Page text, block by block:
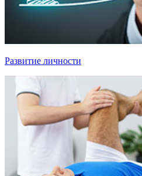
Развитие личности